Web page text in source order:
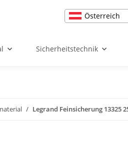
Österreich
Sicherheitstechnik
Legrand Feinsicherung 13325